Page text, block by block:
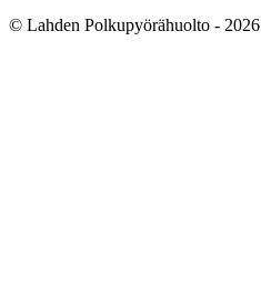
© Lahden Polkupyörähuolto - 2026